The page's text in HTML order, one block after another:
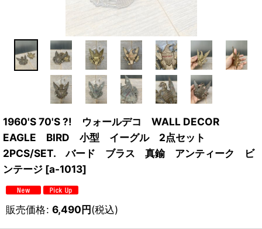
1960'S 70'S ?! ウォールデコ WALL DECOR
EAGLE BIRD 小型 イーグル 2点セット
2PCS/SET. バード ブラス 真鍮 アンティーク ビ
ンテージ [a-1013]
販売価格: 6,490円(税込)